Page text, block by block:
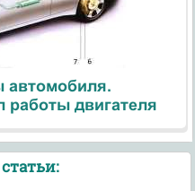
автомобиля.
работы двигателя